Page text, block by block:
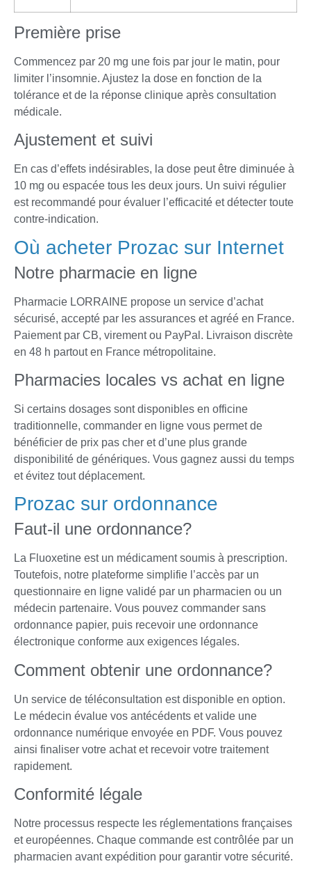
Première prise
Commencez par 20 mg une fois par jour le matin, pour
limiter l’insomnie. Ajustez la dose en fonction de la
tolérance et de la réponse clinique après consultation
médicale.
Ajustement et suivi
En cas d’effets indésirables, la dose peut être diminuée à
10 mg ou espacée tous les deux jours. Un suivi régulier
est recommandé pour évaluer l’efficacité et détecter toute
contre-indication.
Où acheter Prozac sur Internet
Notre pharmacie en ligne
Pharmacie LORRAINE propose un service d’achat
sécurisé, accepté par les assurances et agréé en France.
Paiement par CB, virement ou PayPal. Livraison discrète
en 48 h partout en France métropolitaine.
Pharmacies locales vs achat en ligne
Si certains dosages sont disponibles en officine
traditionnelle, commander en ligne vous permet de
bénéficier de prix pas cher et d’une plus grande
disponibilité de génériques. Vous gagnez aussi du temps
et évitez tout déplacement.
Prozac sur ordonnance
Faut-il une ordonnance?
La Fluoxetine est un médicament soumis à prescription.
Toutefois, notre plateforme simplifie l’accès par un
questionnaire en ligne validé par un pharmacien ou un
médecin partenaire. Vous pouvez commander sans
ordonnance papier, puis recevoir une ordonnance
électronique conforme aux exigences légales.
Comment obtenir une ordonnance?
Un service de téléconsultation est disponible en option.
Le médecin évalue vos antécédents et valide une
ordonnance numérique envoyée en PDF. Vous pouvez
ainsi finaliser votre achat et recevoir votre traitement
rapidement.
Conformité légale
Notre processus respecte les réglementations françaises
et européennes. Chaque commande est contrôlée par un
pharmacien avant expédition pour garantir votre sécurité.